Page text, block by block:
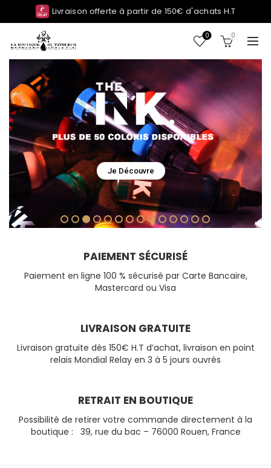
Livraison offerte à partir de 150€ d'achats H.T
0 0
Je Découvre
PAIEMENT SÉCURISÉ
Paiement en ligne 100 % sécurisé par Carte Bancaire,
Mastercard ou Visa
LIVRAISON GRATUITE
Livraison gratuite dès 150€ H.T d’achat, livraison en point
relais Mondial Relay en 3 à 5 jours ouvrés
RETRAIT EN BOUTIQUE
Possibilité de retirer votre commande directement à la
boutique : 39, rue du bac – 76000 Rouen, France